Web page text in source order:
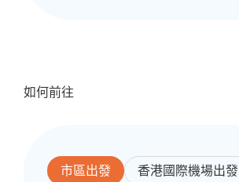
如何前往
市區出發 香港國際機場出發